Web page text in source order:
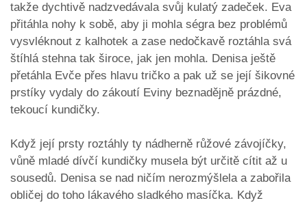
takže dychtivě nadzvedávala svůj kulatý zadeček. Eva
přitáhla nohy k sobě, aby ji mohla ségra bez problémů
vysvléknout z kalhotek a zase nedočkavě roztáhla svá
štíhlá stehna tak široce, jak jen mohla. Denisa ještě
přetáhla Evče přes hlavu tričko a pak už se její šikovné
prstíky vydaly do zákoutí Eviny beznadějně prázdné,
tekoucí kundičky.
Když její prsty roztáhly ty nádherně růžové závojíčky,
vůně mladé dívčí kundičky musela být určitě cítit až u
sousedů. Denisa se nad ničím nerozmýšlela a zabořila
obličej do toho lákavého sladkého masíčka. Když